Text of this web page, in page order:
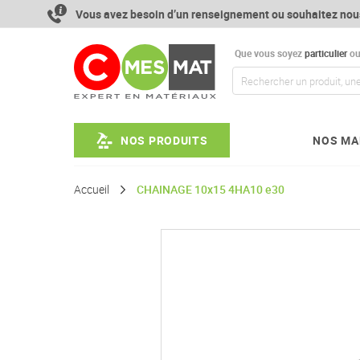
contenu
Vous avez besoin d’un renseignement ou souhaitez
Que vous soyezparticulierou
NOS PRODUITS NOS
Accueil CHAINAGE 10x15 4HA10 e30